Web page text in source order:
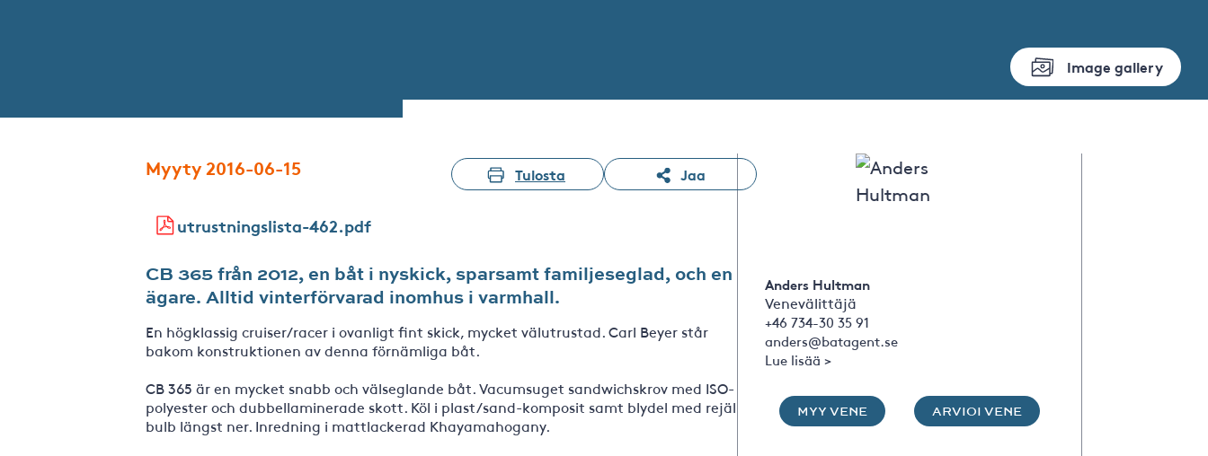
Image gallery
Myyty 2016-06-15 Tulosta Jaa
utrustningslista-462.pdf
CB 365 från 2012, en båt i nyskick, sparsamt familjeseglad, och en
ägare. Alltid vinterförvarad inomhus i varmhall.
En högklassig cruiser/racer i ovanligt fint skick, mycket välutrustad. Carl Beyer står
bakom konstruktionen av denna förnämliga båt.
CB 365 är en mycket snabb och välseglande båt. Vacumsuget sandwichskrov med ISO-
polyester och dubbellaminerade skott. Köl i plast/sand-komposit samt blydel med rejäl
bulb längst ner. Inredning i mattlackerad Khayamahogany.
Anders Hultman
Venevälittäjä
+46 734-30 35 91
anders@batagent.se
Lue lisää >
MYY VENE ARVIOI VENE